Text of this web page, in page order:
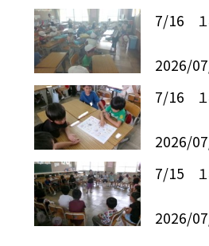
7/16 １
2026/
7/16 １
2026/
7/15 １
2026/